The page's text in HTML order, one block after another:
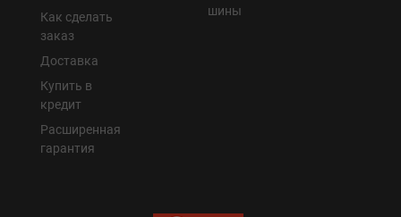
Как сделать
заказ
Доставка
Купить в
кредит
Расширенная
гарантия
шины